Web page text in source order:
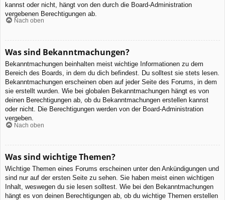
kannst oder nicht, hängt von den durch die Board-Administration
vergebenen Berechtigungen ab.
Nach oben
Was sind Bekanntmachungen?
Bekanntmachungen beinhalten meist wichtige Informationen zu dem
Bereich des Boards, in dem du dich befindest. Du solltest sie stets lesen.
Bekanntmachungen erscheinen oben auf jeder Seite des Forums, in dem
sie erstellt wurden. Wie bei globalen Bekanntmachungen hängt es von
deinen Berechtigungen ab, ob du Bekanntmachungen erstellen kannst
oder nicht. Die Berechtigungen werden von der Board-Administration
vergeben.
Nach oben
Was sind wichtige Themen?
Wichtige Themen eines Forums erscheinen unter den Ankündigungen und
sind nur auf der ersten Seite zu sehen. Sie haben meist einen wichtigen
Inhalt, weswegen du sie lesen solltest. Wie bei den Bekanntmachungen
hängt es von deinen Berechtigungen ab, ob du wichtige Themen erstellen